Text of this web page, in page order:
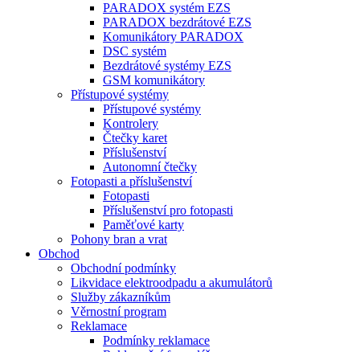
PARADOX systém EZS
PARADOX bezdrátové EZS
Komunikátory PARADOX
DSC systém
Bezdrátové systémy EZS
GSM komunikátory
Přístupové systémy
Přístupové systémy
Kontrolery
Čtečky karet
Příslušenství
Autonomní čtečky
Fotopasti a příslušenství
Fotopasti
Příslušenství pro fotopasti
Paměťové karty
Pohony bran a vrat
Obchod
Obchodní podmínky
Likvidace elektroodpadu a akumulátorů
Služby zákazníkům
Věrnostní program
Reklamace
Podmínky reklamace